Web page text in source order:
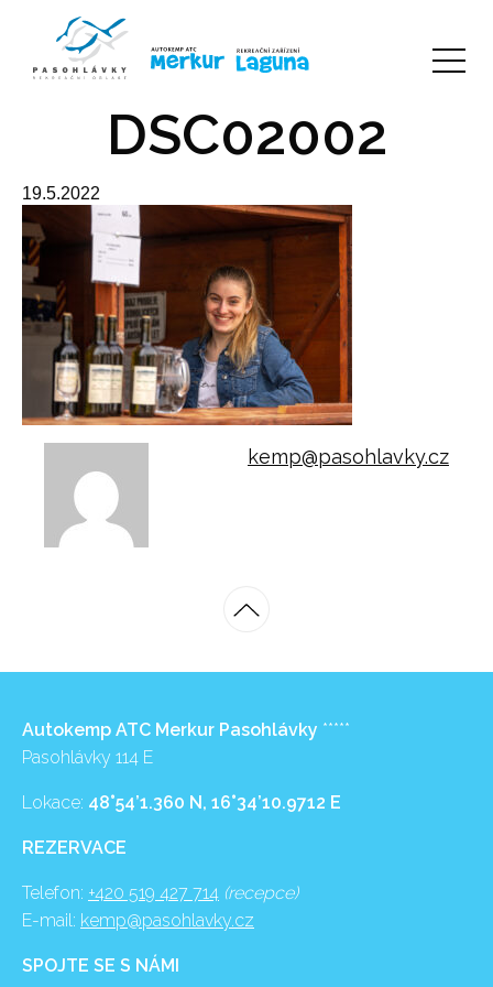
DSC02002
19.5.2022
kemp@pasohlavky.cz
Autokemp ATC Merkur Pasohlávky *****
Pasohlávky 114 E
Lokace: 48°54’1.360 N, 16°34’10.9712 E
REZERVACE
Telefon: +420 519 427 714 (recepce)
E-mail: kemp@pasohlavky.cz
SPOJTE SE S NÁMI